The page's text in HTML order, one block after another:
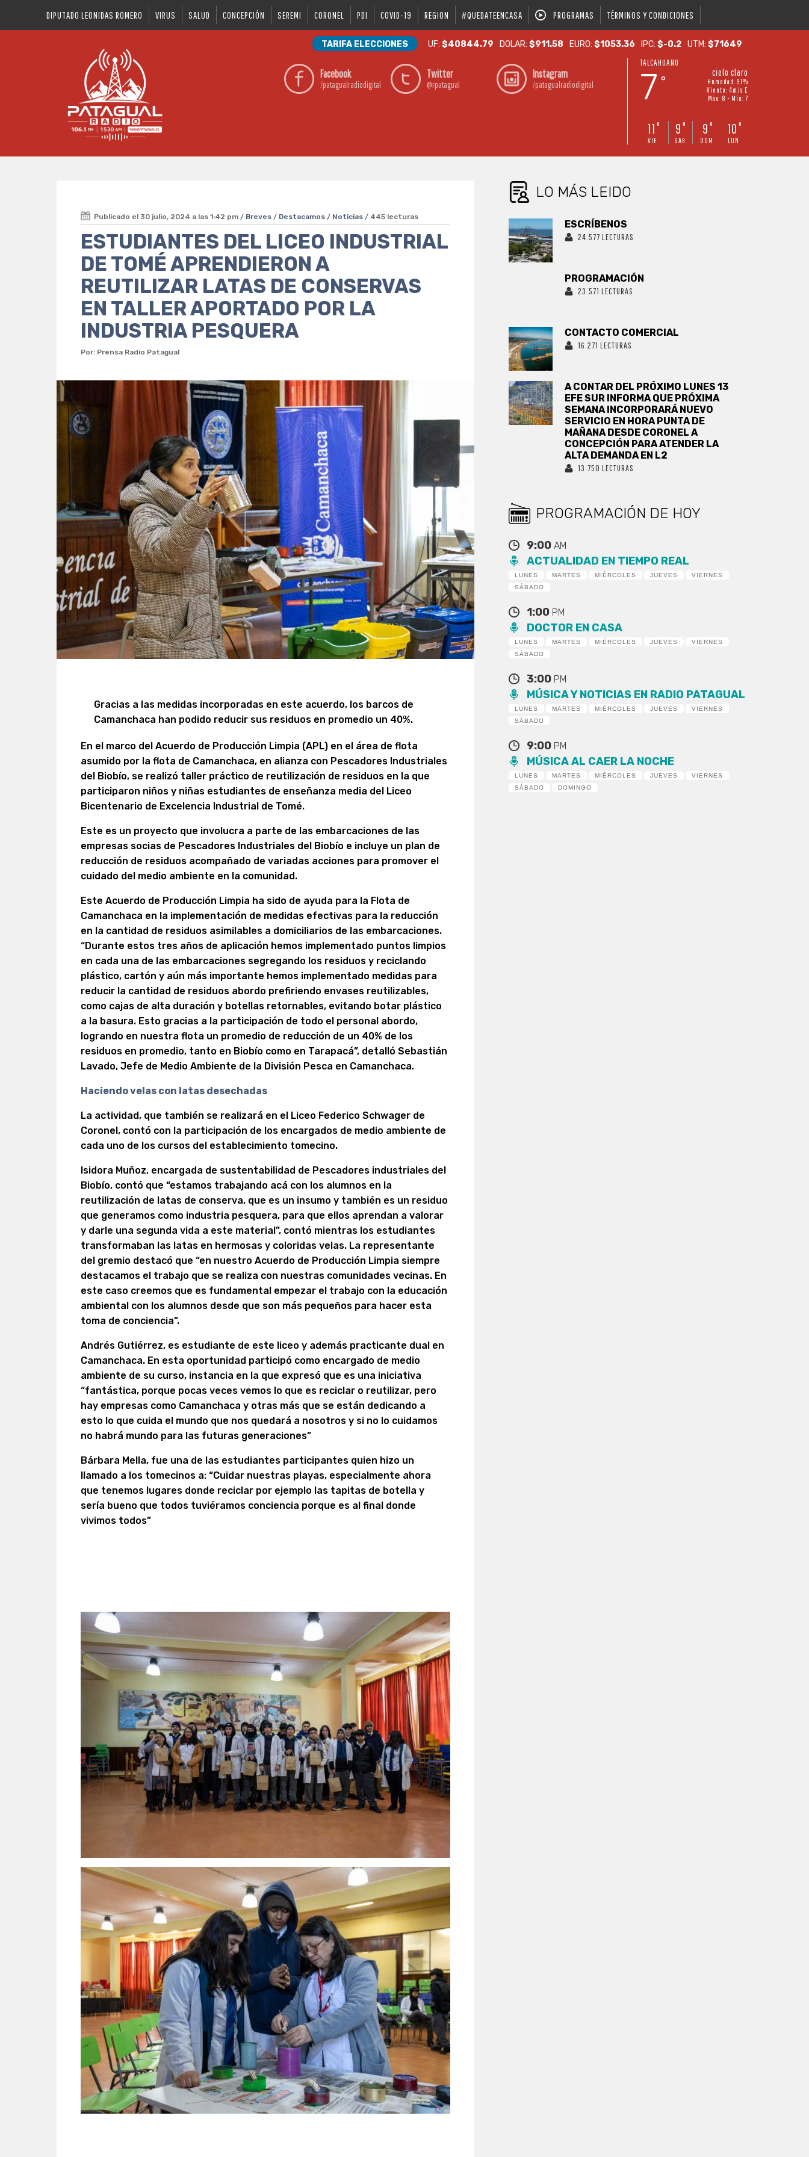
DIPUTADO LEONIDAS ROMERO VIRUS SALUD CONCEPCIÓN SEREMI CORONEL PDI COVID-19 REGION #QUEDATEENCASA PROGRAMAS TÉRMINOS Y CONDICIONES
TARIFA ELECCIONES UF:$40844.79 DOLAR:$911.58 EURO:$1053.36 IPC:$-0.2 UTM:$71649
Facebook
/patagualradiodigital
Twitter
@rpatagual
Instagram
/patagualradiodigital
TALCAHUANO
7 °
cielo claro
Humedad: 91%
Viento: 4m/s E
Máx: 8 • Mín: 7
11 °
VIE
9 °
SAB
9 °
DOM
10 °
LUN
Publicado el 30 julio, 2024 a las 1:42 pm / Breves / Destacamos / Noticias / 445 lecturas
ESTUDIANTES DEL LICEO INDUSTRIAL
DE TOMÉ APRENDIERON A
REUTILIZAR LATAS DE CONSERVAS
EN TALLER APORTADO POR LA
INDUSTRIA PESQUERA
Por: Prensa Radio Patagual
Gracias a las medidas incorporadas en este acuerdo, los barcos de
Camanchaca han podido reducir sus residuos en promedio un 40%.
En el marco del Acuerdo de Producción Limpia (APL) en el área de flota
asumido por la flota de Camanchaca, en alianza con Pescadores Industriales
del Biobío, se realizó taller práctico de reutilización de residuos en la que
participaron niños y niñas estudiantes de enseñanza media del Liceo
Bicentenario de Excelencia Industrial de Tomé.
Este es un proyecto que involucra a parte de las embarcaciones de las
empresas socias de Pescadores Industriales del Biobío e incluye un plan de
reducción de residuos acompañado de variadas acciones para promover el
cuidado del medio ambiente en la comunidad.
Este Acuerdo de Producción Limpia ha sido de ayuda para la Flota de
Camanchaca en la implementación de medidas efectivas para la reducción
en la cantidad de residuos asimilables a domiciliarios de las embarcaciones.
“Durante estos tres años de aplicación hemos implementado puntos limpios
en cada una de las embarcaciones segregando los residuos y reciclando
plástico, cartón y aún más importante hemos implementado medidas para
reducir la cantidad de residuos abordo prefiriendo envases reutilizables,
como cajas de alta duración y botellas retornables, evitando botar plástico
a la basura. Esto gracias a la participación de todo el personal abordo,
logrando en nuestra flota un promedio de reducción de un 40% de los
residuos en promedio, tanto en Biobío como en Tarapacá”, detalló Sebastián
Lavado, Jefe de Medio Ambiente de la División Pesca en Camanchaca.
Haciendo velas con latas desechadas
La actividad, que también se realizará en el Liceo Federico Schwager de
Coronel, contó con la participación de los encargados de medio ambiente de
cada uno de los cursos del establecimiento tomecino.
Isidora Muñoz, encargada de sustentabilidad de Pescadores industriales del
Biobío, contó que “estamos trabajando acá con los alumnos en la
reutilización de latas de conserva, que es un insumo y también es un residuo
que generamos como industria pesquera, para que ellos aprendan a valorar
y darle una segunda vida a este material”, contó mientras los estudiantes
transformaban las latas en hermosas y coloridas velas. La representante
del gremio destacó que “en nuestro Acuerdo de Producción Limpia siempre
destacamos el trabajo que se realiza con nuestras comunidades vecinas. En
este caso creemos que es fundamental empezar el trabajo con la educación
ambiental con los alumnos desde que son más pequeños para hacer esta
toma de conciencia”.
Andrés Gutiérrez, es estudiante de este liceo y además practicante dual en
Camanchaca. En esta oportunidad participó como encargado de medio
ambiente de su curso, instancia en la que expresó que es una iniciativa
“fantástica, porque pocas veces vemos lo que es reciclar o reutilizar, pero
hay empresas como Camanchaca y otras más que se están dedicando a
esto lo que cuida el mundo que nos quedará a nosotros y si no lo cuidamos
no habrá mundo para las futuras generaciones”
Bárbara Mella, fue una de las estudiantes participantes quien hizo un
llamado a los tomecinos a: “Cuidar nuestras playas, especialmente ahora
que tenemos lugares donde reciclar por ejemplo las tapitas de botella y
sería bueno que todos tuviéramos conciencia porque es al final donde
vivimos todos”
LO MÁS LEIDO
ESCRÍBENOS
24.577 LECTURAS
PROGRAMACIÓN
23.571 LECTURAS
CONTACTO COMERCIAL
16.271 LECTURAS
A CONTAR DEL PRÓXIMO LUNES 13
EFE SUR INFORMA QUE PRÓXIMA
SEMANA INCORPORARÁ NUEVO
SERVICIO EN HORA PUNTA DE
MAÑANA DESDE CORONEL A
CONCEPCIÓN PARA ATENDER LA
ALTA DEMANDA EN L2
13.750 LECTURAS
PROGRAMACIÓN DE HOY
9:00AM
ACTUALIDAD EN TIEMPO REAL
LUNES MARTES MIÉRCOLES JUEVES
VIERNES
SÁBADO
1:00 PM
DOCTOR EN CASA
LUNES MARTES MIÉRCOLES JUEVES
VIERNES
SÁBADO
3:00 PM
MÚSICA Y NOTICIAS EN RADIO PATAGUAL
LUNES MARTES MIÉRCOLES JUEVES
VIERNES
SÁBADO
9:00 PM
MÚSICA AL CAER LA NOCHE
LUNES MARTES MIÉRCOLES JUEVES
VIERNES
SÁBADO
DOMINGO